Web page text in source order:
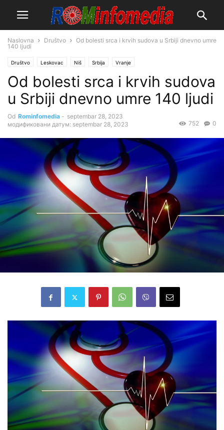
Naslovna Društvo
Od bolesti srca i krvih sudova u Srbiji dnevno umre
140 ljudi
Društvo Leskovac Niš Srbija Vranje
Od bolesti srca i krvih sudova
u Srbiji dnevno umre 140 ljudi
Od Rominfomedia - septembar 28, 2023
модификовани датум: septembar 28, 2023
0
752